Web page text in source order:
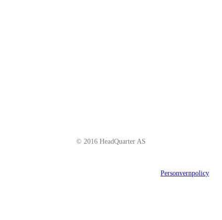
© 2016 HeadQuarter AS
Personvernpolicy